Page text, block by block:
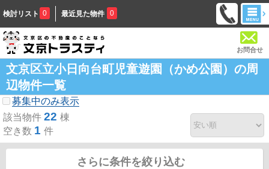
検討リスト 0 最近見た物件 0
お問合せ
文京区立小日向台町児童遊園（かめ公園）の周
辺物件一覧
募集中のみ表示
該当物件 22 棟
空き数 1 件
さらに条件を絞り込む